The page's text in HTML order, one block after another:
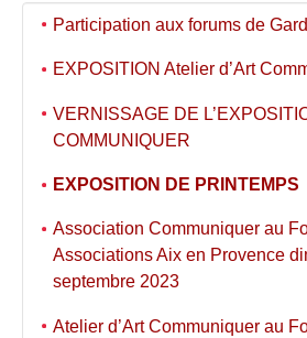
Participation aux forums de
EXPOSITION Atelier d’Art
VERNISSAGE DE
COMMUNIQUER
EXPOSITION DE PRINTEMPS
Association Communiquer au
Associations Aix en Provence
septembre 2023
Atelier d’Art Communiquer au